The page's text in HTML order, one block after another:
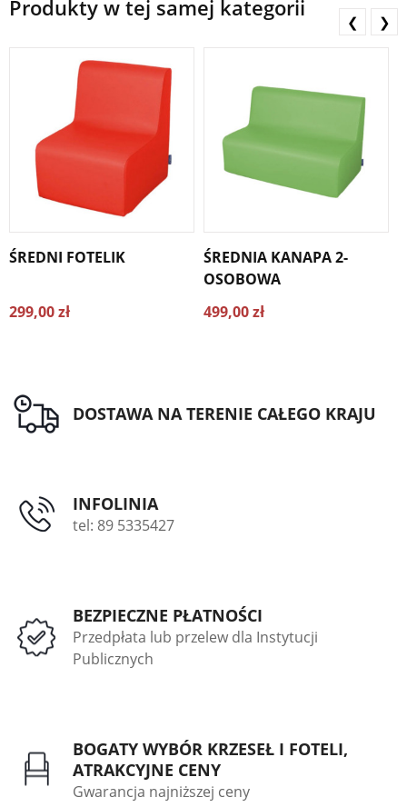
Produkty w tej samej kategorii
ŚREDNI FOTELIK
299,00 zł
ŚREDNIA KANAPA 2-
OSOBOWA
499,00 zł
❮ ❯
DOSTAWA NA TERENIE CAŁEGO KRAJU
INFOLINIA
tel: 89 5335427
BEZPIECZNE PŁATNOŚCI
Przedpłata lub przelew dla Instytucji
Publicznych
BOGATY WYBÓR KRZESEŁ I FOTELI,
ATRAKCYJNE CENY
Gwarancja najniższej ceny